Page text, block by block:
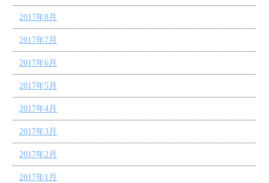
2017年8月
2017年7月
2017年6月
2017年5月
2017年4月
2017年3月
2017年2月
2017年1月